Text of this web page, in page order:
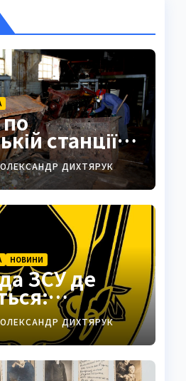
по
станції:
ОЛЕКСАНДР ДИХТЯРУК
НОВИНИ
ЗСУ де
як
центр
ОЛЕКСАНДР ДИХТЯРУК